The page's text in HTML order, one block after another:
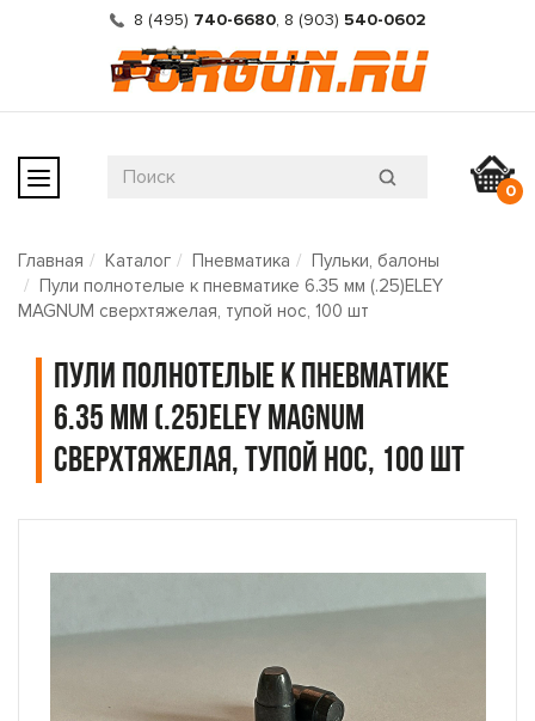
8 (495) 740-6680, 8 (903) 540-0602
0
Главная Каталог Пневматика
Пульки, балоны
Пули полнотелые к пневматике 6.35 мм (.25)ELEY
MAGNUM сверхтяжелая, тупой нос, 100 шт
Пули полнотелые к пневматике
6.35 мм (.25)ELEY MAGNUM
сверхтяжелая, тупой нос, 100 шт